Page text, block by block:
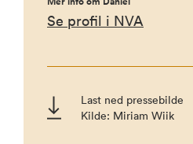
Se profil i NVA
Last ned pressebilde
Kilde: Miriam Wiik